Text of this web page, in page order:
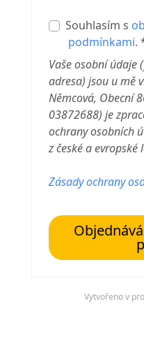
Souhlasím s
podmínkami.
Vaše osobní údaje
adresa) jsou u mě
Němcová, Obecní
03872688) je
ochrany osobních
z české a evropské
Zásady ochrany
Vytvořeno v